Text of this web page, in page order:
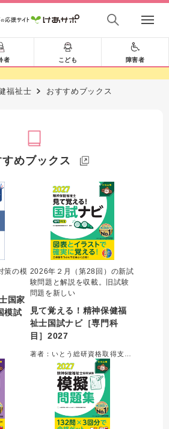
者 こども 障害者
福祉士 おすすめブックス
すめブックス
策の模
国家
模試
2026年２月（第28回）の新試
験問題と解説を収載。旧試験
問題を新しい
見て覚える！精神保健福
祉士国試ナビ［専門科
目］2027